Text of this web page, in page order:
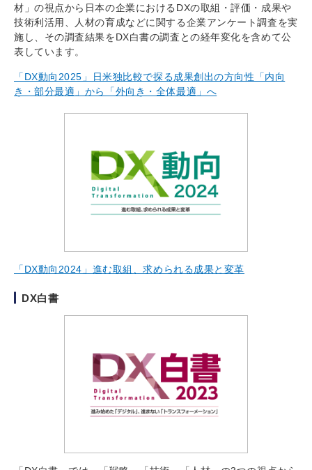
材」の視点から日本の企業におけるDXの取組・評価・成果や
技術利活用、人材の育成などに関する企業アンケート調査を実
施し、その調査結果をDX白書の調査との経年変化を含めて公
表しています。
「DX動向2025」日米独比較で探る成果創出の方向性「内向
き・部分最適」から「外向き・全体最適」へ
「DX動向2024」進む取組、求められる成果と変革
DX白書